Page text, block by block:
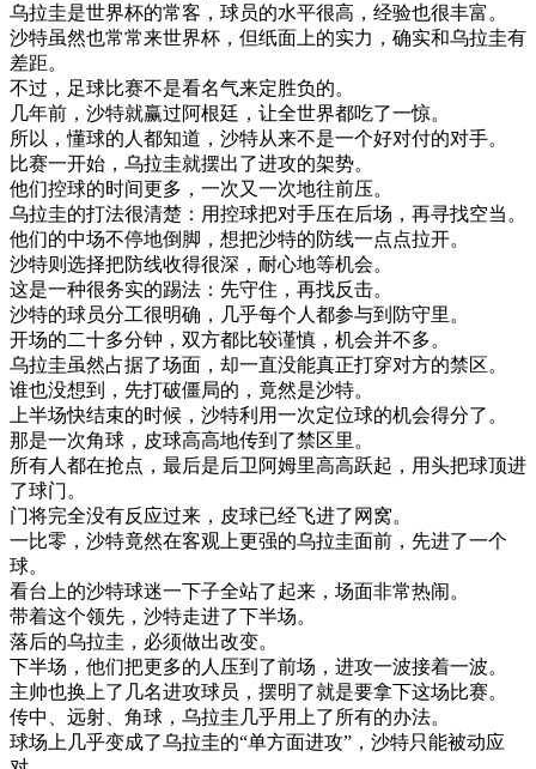
乌拉圭是世界杯的常客 ， 球员的水平很高 ， 经验也很丰富。
沙特虽然也常常来世界杯 ， 但纸面上的实力 ， 确实和乌拉圭有
差距。
不过 ， 足球比赛不是看名气来定胜负的。
几年前 ， 沙特就赢过阿根廷 ， 让全世界都吃了一惊。
所以 ，懂球的人都知道 ， 沙特从来不是一个好对付的对手。
比赛一开始 ， 乌拉圭就摆出了进攻的架势。
他们控球的时间更多 ， 一次又一次地往前压。
乌拉圭的打法很清楚 ： 用控球把对手压在后场 ， 再寻找空当。
他们的中场不停地倒 脚 ， 想把沙特的防线一点点拉开。
沙特则 选择把防线收得很深 ， 耐心地等机会。
这是一种很务实的踢法 ： 先守住 ， 再找反击。
沙特的球员分工很明确 ， 几乎每个人都参与到 防守里。
开场的二十多分钟 ， 双方都比较谨慎 ， 机会并不多。
乌拉圭虽然占据了场面 ， 却一直没能真正打穿对方的禁区。
谁也没想到 ， 先打破僵局的 ， 竟然是沙特。
上半场快结束的时候 ， 沙特利用一次定位球的机会得分了。
那是一次角球 ， 皮球高高地传到了禁区里。
所有人都在抢点 ， 最后是后卫阿姆里高高跃起 ， 用头把球顶进
了球门。
门将完全没有反应过来 ， 皮球已经飞进了 网 窝。
一比零 ， 沙特竟然在客观上更强的乌拉圭面前 ， 先进了一个
球。
看台上的沙特球迷一下子全站了起来 ， 场面非常热闹。
带着这个领先 ， 沙特走进了下半场。
落后的乌拉圭 ， 必须做出改变。
下半场 ， 他们把更多的人压到了前场 ， 进攻一波接着一波。
主帅也换上了 几名进攻球员 ， 摆明了就是要拿下这场比赛。
传中 、 远射、 角球 ， 乌拉圭几乎用上了所有的办法。
球场上几乎变成了乌拉圭的“单方面进攻” ， 沙特只能被动应